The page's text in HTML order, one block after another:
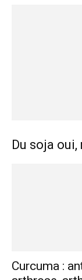
Du soja
Curcuma :